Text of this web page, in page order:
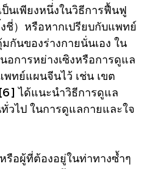
นเพียงหนึ่งในวิธีการฟื้นฟู
ชี่）หรือหากเปรียบกับแพทย์
กันของร่างกายนั่นเอง ใน
การหย่างเซิงหรือการดูแล
ทย์แผนจีนไว้ เช่น เขต
ได้แนะนำวิธีการดูแล
วไป ในการดูแลกายและใจ
อผู้ที่ต้องอยู่ในท่าทางซ้ำๆ